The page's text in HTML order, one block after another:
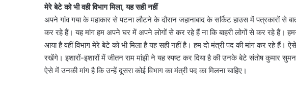
मेरे बेटे को भी वही विभाग मिला, यह सही नहीं
अपने गांव गया के महाकार से पटना लौटने के दौरान जहानाबाद के सर्किट हाउस में पत्रकारों से
कर रहे हैं। यह मांग हम अपने घर में अपने लोगों से कर रहे हैं ना कि बाहरी लोगों से कर रहे हैं।
आया है वहीं विभाग मेरे बेटे को भी मिला है यह सही नहीं है। हम दो मंत्री पद की मांग कर रहे
रखेंगे। इशारों-इशारों में जीतन राम मांझी ने यह स्पष्ट कर दिया है की उनके बेटे संतोष कुमार
ऐसे में उनकी मांग है कि उन्हें दूसरा कोई विभाग का मंत्री पद का मिलना चाहिए।